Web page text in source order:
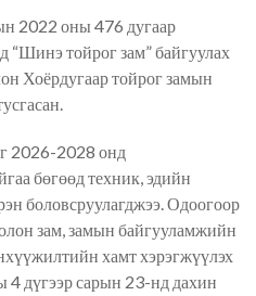
2022 оны 476 дугаар
“Шинэ тойрог зам” байгуулах
Хоёрдугаар тойрог замын
2026-2028 онд
бөгөөд техник, эдийн
боловсруулагджээ. Одоогоор
зам, замын байгууламжийн
хамт хэрэгжүүлэх
дүгээр сарын 23-нд дахин